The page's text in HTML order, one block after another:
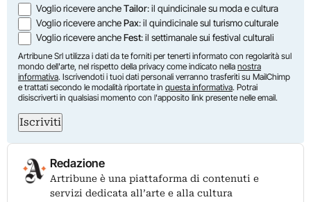
Voglio ricevere ancheTailor: il quindicinale su moda e cultura
Voglio ricevere anchePax: il quindicinale sul turismo culturale
Voglio ricevere ancheFest: il settimanale sui festival culturali
Artribune Srl utilizza i dati da te forniti per tenerti informato con regolarità sul
mondo dell'arte, nel rispetto della privacy come indicato nella nostra
informativa. Iscrivendoti i tuoi dati personali verranno trasferiti su MailChimp
e trattati secondo le modalità riportate in questa informativa. Potrai
disiscriverti in qualsiasi momento con l'apposito link presente nelle email.
Iscriviti
Redazione
Artribune è una piattaforma di contenuti e
servizi dedicata all’arte e alla cultura